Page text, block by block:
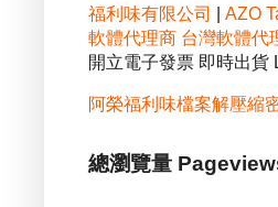
福利味有限公司
AZO
軟體代理商 台灣軟體代
開立電子發票 即時出貨
阿榮福利味檔案解壓縮
總瀏覽量